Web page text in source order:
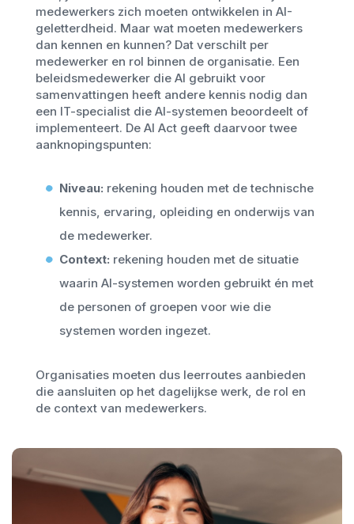
medewerkers zich moeten ontwikkelen in AI-
geletterdheid. Maar wat moeten medewerkers
dan kennen en kunnen? Dat verschilt per
medewerker en rol binnen de organisatie. Een
beleidsmedewerker die AI gebruikt voor
samenvattingen heeft andere kennis nodig dan
een IT-specialist die AI-systemen beoordeelt of
implementeert. De AI Act geeft daarvoor twee
aanknopingspunten:
Niveau: rekening houden met de technische
kennis, ervaring, opleiding en onderwijs van
de medewerker.
Context: rekening houden met de situatie
waarin AI-systemen worden gebruikt én met
de personen of groepen voor wie die
systemen worden ingezet.
Organisaties moeten dus leerroutes aanbieden
die aansluiten op het dagelijkse werk, de rol en
de context van medewerkers.